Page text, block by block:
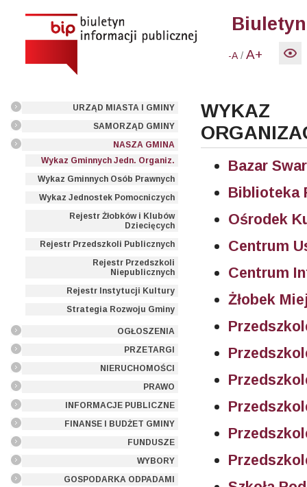
-A /A+
URZĄD MIASTA I GMINY
SAMORZĄD GMINY
NASZA GMINA
Wykaz Gminnych Jedn. Organiz.
Wykaz Gminnych Osób Prawnych
Wykaz Jednostek Pomocniczych
Rejestr Żłobków i Klubów
Dziecięcych
Rejestr Przedszkoli Publicznych
Rejestr Przedszkoli
Niepublicznych
Rejestr Instytucji Kultury
Strategia Rozwoju Gminy
OGŁOSZENIA
PRZETARGI
NIERUCHOMOŚCI
PRAWO
INFORMACJE PUBLICZNE
FINANSE I BUDŻET GMINY
FUNDUSZE
WYBORY
GOSPODARKA ODPADAMI
WYKAZ
Bazar
Biblioteka
Ośrodek
Centrum
Centrum
Żłobek